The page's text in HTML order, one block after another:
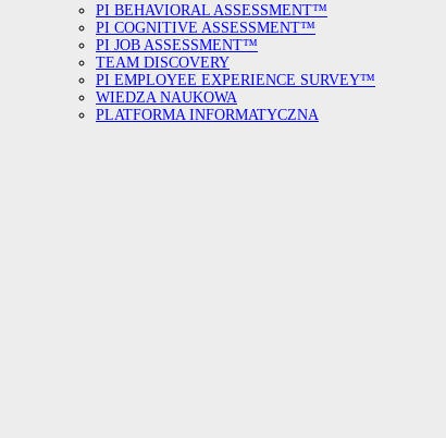
PI BEHAVIORAL ASSESSMENT™
PI COGNITIVE ASSESSMENT™
PI JOB ASSESSMENT™
TEAM DISCOVERY
PI EMPLOYEE EXPERIENCE SURVEY™
WIEDZA NAUKOWA
PLATFORMA INFORMATYCZNA